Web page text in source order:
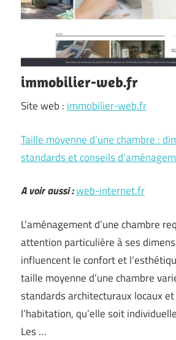
immobilier-web.fr
Site web : immobilier-web.fr
Taille moyenne d’une chambre :
standards et conseils
A voir aussi :web-internet.fr
L’aménagement d’une chambre
attention particulière à ses
influencent le confort et
taille moyenne d’une chambre
standards architecturaux locaux
l’habitation, qu’elle soit
Les …